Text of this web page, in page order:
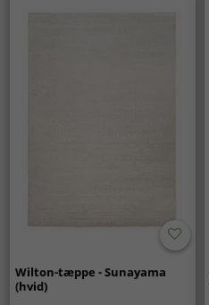
Wilton-tæppe - Sunayama
(hvid)